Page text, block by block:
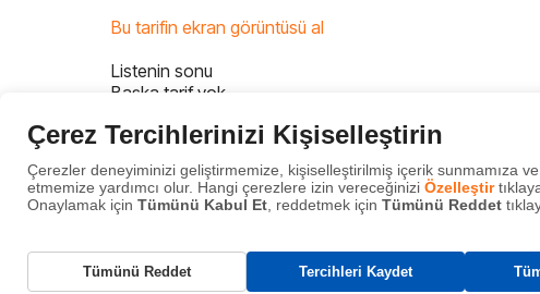
Bu tarifin ekran görüntüsü al
Listenin sonu
Başka tarif yok
©
Çerez Tercihlerinizi Kişiselleştirin
Çerezler deneyiminizi geliştirmemize, kişiselleştirilmiş içerik sunmamıza
etmemize yardımcı olur. Hangi çerezlere izin vereceğinizi Özelleştir
Onaylamak için Tümünü Kabul Et , reddetmek için Tümünü Reddet
Gerekli Çerezler
Bu çerezler, web sitemizin çalışması için gereklidir ve sistemlerimizde
Tümünü Reddet Tercihleri Kaydet